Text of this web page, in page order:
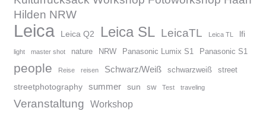
Hilden NRW
Leica Leica Q2 Leica SL LeicaTL Leica TL lfi
light master shot nature NRW Panasonic Lumix S1 Panasonic S1
people Reise reisen Schwarz/Weiß schwarzweiß street
streetphotography summer sun sw Test traveling
Veranstaltung Workshop